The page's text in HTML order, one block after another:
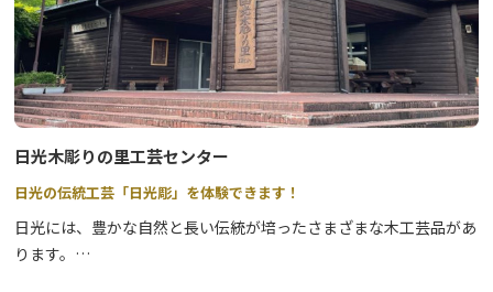
「五十里湖（いかりこ）」の名は、江戸から五十里の場所にあるこ
とから付けられたと言われています。
湯西川温泉や三依、会津へのドライブ途中に、休憩ついでに立ち寄
ってみてはいかがでしょうか。
日光木彫りの里工芸センター
日光の伝統工芸「日光彫」を体験できます！
日光には、豊かな自然と長い伝統が培ったさまざまな木工芸品があ
ります。